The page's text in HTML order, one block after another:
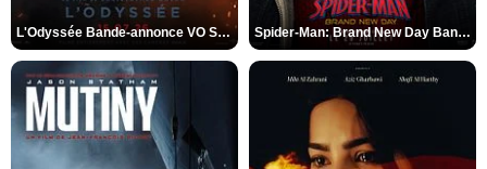
L'Odyssée Bande-annonce VO STFR Spider-Man: Brand New Day Bande-annonce VO STFR